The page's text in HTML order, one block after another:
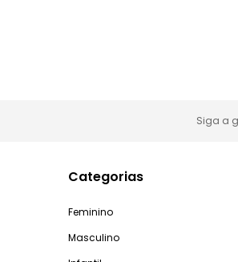
Siga a
Categorias
Feminino
Masculino